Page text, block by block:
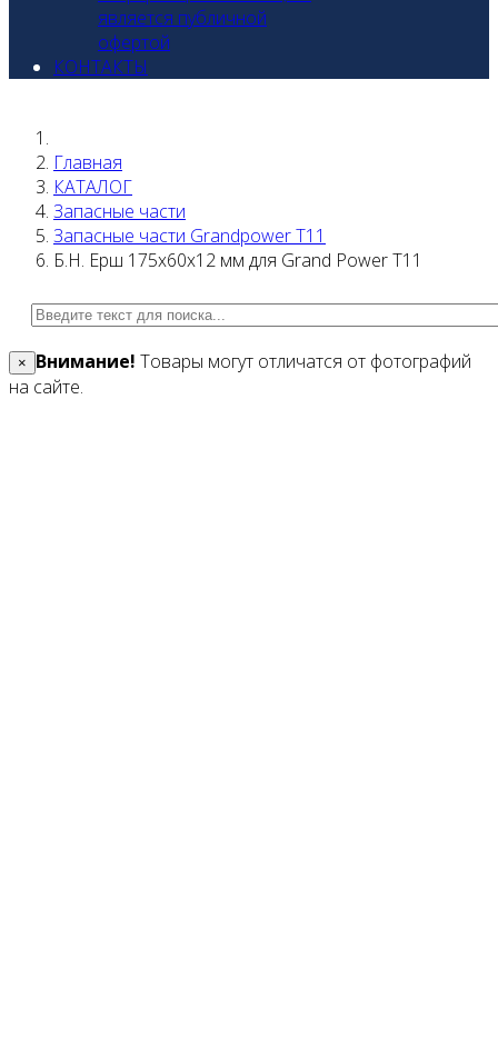
является публичной
офертой
КОНТАКТЫ
Главная
КАТАЛОГ
Запасные части
Запасные части Grandpower T11
Б.Н. Ерш 175х60х12 мм для Grand Power T11
× Внимание! Товары могут отличатся от фотографий
на сайте.